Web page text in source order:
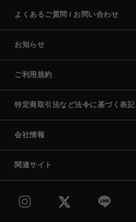
よくあるご質問 / お問い合わせ
お知らせ
ご利用規約
特定商取引法など法令に基づく表記
会社情報
関連サイト